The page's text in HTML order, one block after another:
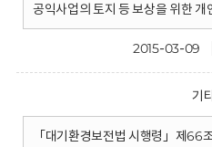
공익사업의 토지 등 보상을 위한 개
2015-03-09
기
「대기환경보전법 시행령」제66